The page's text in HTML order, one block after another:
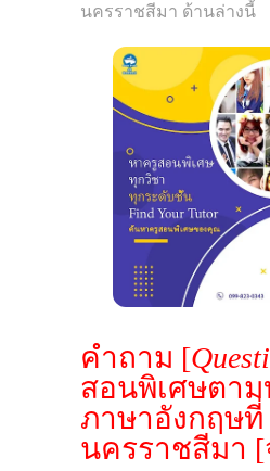
นครราชสีมา ด้านล่างนี้
คำถาม [
สอนพิเศษตา
ภาษาอังกฤษที่
นครราชสีมา